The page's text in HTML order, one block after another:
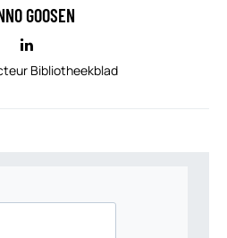
GOOSEN
Bibliotheekblad